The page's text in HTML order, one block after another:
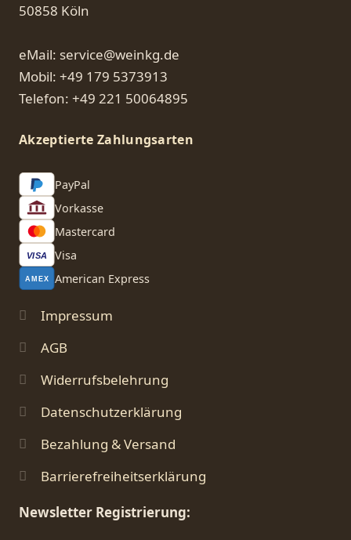
50858 Köln
eMail: service@weinkg.de
Mobil: +49 179 5373913
Telefon: +49 221 50064895
Akzeptierte Zahlungsarten
PayPal
Vorkasse
Mastercard
VISA Visa
AMEX American Express
Impressum
AGB
Widerrufsbelehrung
Datenschutzerklärung
Bezahlung & Versand
Barrierefreiheitserklärung
Newsletter Registrierung: